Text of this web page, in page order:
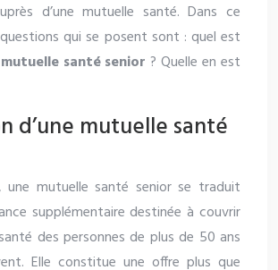
d’une mutuelle santé. Dans ce
qui se posent sont : quel est
santé senior ? Quelle en est
d’une mutuelle santé
une mutuelle santé senior se traduit
supplémentaire destinée à couvrir
des personnes de plus de 50 ans
Elle constitue une offre plus que